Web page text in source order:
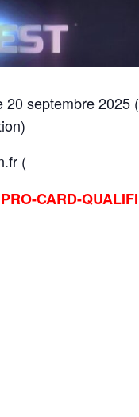
septembre 2025
(
CARD-